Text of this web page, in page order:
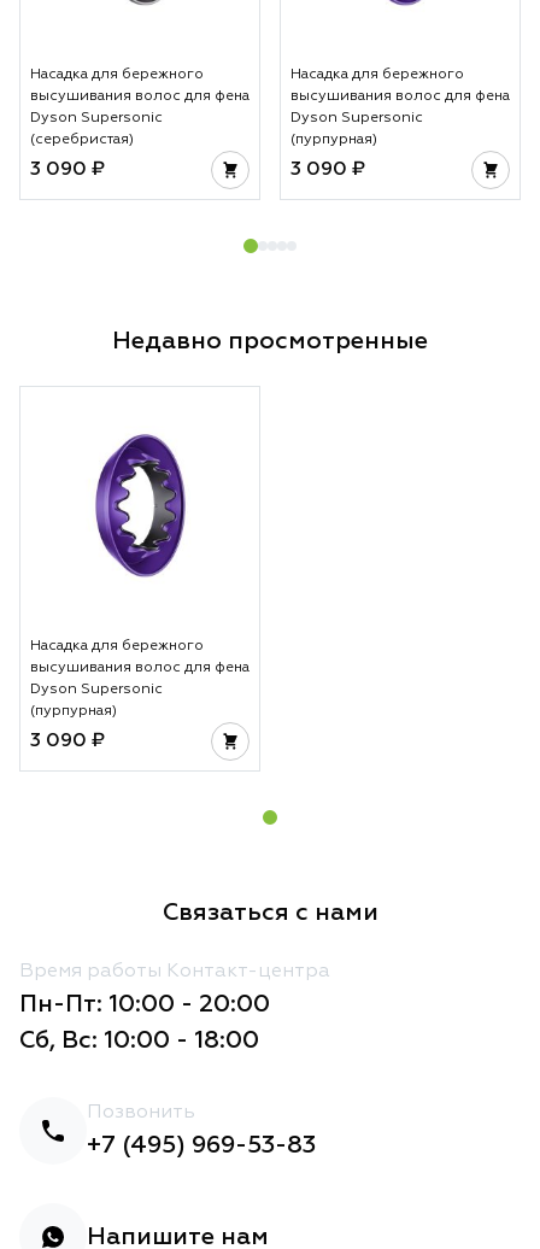
Насадка для бережного
высушивания волос для фена
Dyson Supersonic
(серебристая)
3 090 ₽
Насадка для бережного
высушивания волос для фена
Dyson Supersonic
(пурпурная)
3 090 ₽
Недавно просмотренные
Насадка для бережного
высушивания волос для фена
Dyson Supersonic
(пурпурная)
3 090 ₽
Связаться с нами
Время работы Контакт-центра
Пн-Пт: 10:00 - 20:00
Сб, Вс: 10:00 - 18:00
Позвонить
+7 (495) 969-53-83
Напишите нам